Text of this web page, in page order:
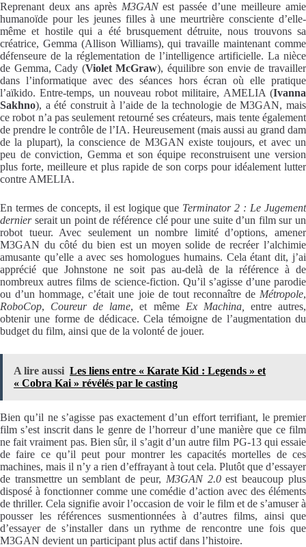
Reprenant deux ans après M3GANest passée d’une meilleure amie
humanoïde pour les jeunes filles à une meurtrière consciente d’elle-
même et hostile qui a été brusquement détruite, nous trouvons sa
créatrice, Gemma (Allison Williams), qui travaille maintenant comme
défenseure de la réglementation de l’intelligence artificielle. La nièce
de Gemma, Cady (Violet McGraw), équilibre son envie de travailler
dans l’informatique avec des séances hors écran où elle pratique
l’aïkido. Entre-temps, un nouveau robot militaire, AMELIA (Ivanna
Sakhno), a été construit à l’aide de la technologie de M3GAN, mais
ce robot n’a pas seulement retourné ses créateurs, mais tente également
de prendre le contrôle de l’IA. Heureusement (mais aussi au grand dam
de la plupart), la conscience de M3GAN existe toujours, et avec un
peu de conviction, Gemma et son équipe reconstruisent une version
plus forte, meilleure et plus rapide de son corps pour idéalement lutter
contre AMELIA.
En termes de concepts, il est logique que Terminator 2 : Le Jugement
dernierserait un point de référence clé pour une suite d’un film sur un
robot tueur. Avec seulement un nombre limité d’options, amener
M3GAN du côté du bien est un moyen solide de recréer l’alchimie
amusante qu’elle a avec ses homologues humains. Cela étant dit, j’ai
apprécié que Johnstone ne soit pas au-delà de la référence à de
nombreux autres films de science-fiction. Qu’il s’agisse d’une parodie
ou d’un hommage, c’était une joie de tout reconnaître de Métropole,
RoboCop, Coureur de lame, et même Ex Machina, entre autres,
obtenir une forme de dédicace. Cela témoigne de l’augmentation du
budget du film, ainsi que de la volonté de jouer.
A lire aussi Les liens entre « Karate Kid : Legends » et
« Cobra Kai » révélés par le casting
Bien qu’il ne s’agisse pas exactement d’un effort terrifiant, le premier
film s’est inscrit dans le genre de l’horreur d’une manière que ce film
ne fait vraiment pas. Bien sûr, il s’agit d’un autre film PG-13 qui essaie
de faire ce qu’il peut pour montrer les capacités mortelles de ces
machines, mais il n’y a rien d’effrayant à tout cela. Plutôt que d’essayer
de transmettre un semblant de peur, M3GAN 2.0est beaucoup plus
disposé à fonctionner comme une comédie d’action avec des éléments
de thriller. Cela signifie avoir l’occasion de voir le film et de s’amuser à
pousser les références susmentionnées à d’autres films, ainsi que
d’essayer de s’installer dans un rythme de rencontre une fois que
M3GAN devient un participant plus actif dans l’histoire.